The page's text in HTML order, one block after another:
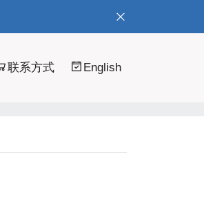
联系方式 English